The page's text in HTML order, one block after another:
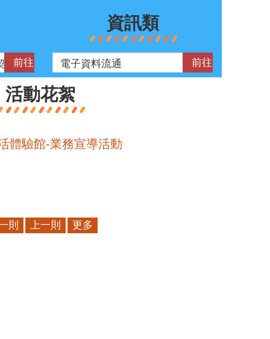
資訊類
活動花絮
體驗館-業務宣導活動
則 上一則 更多